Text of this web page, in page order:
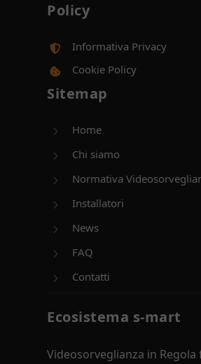
Policy
Informativa Privacy
Cookie Policy
Sitemap
Home
Chi siamo
Normativa
Installatori
News
FAQ
Contatti
Ecosistema s-mart
Videosorveglianza in Regola